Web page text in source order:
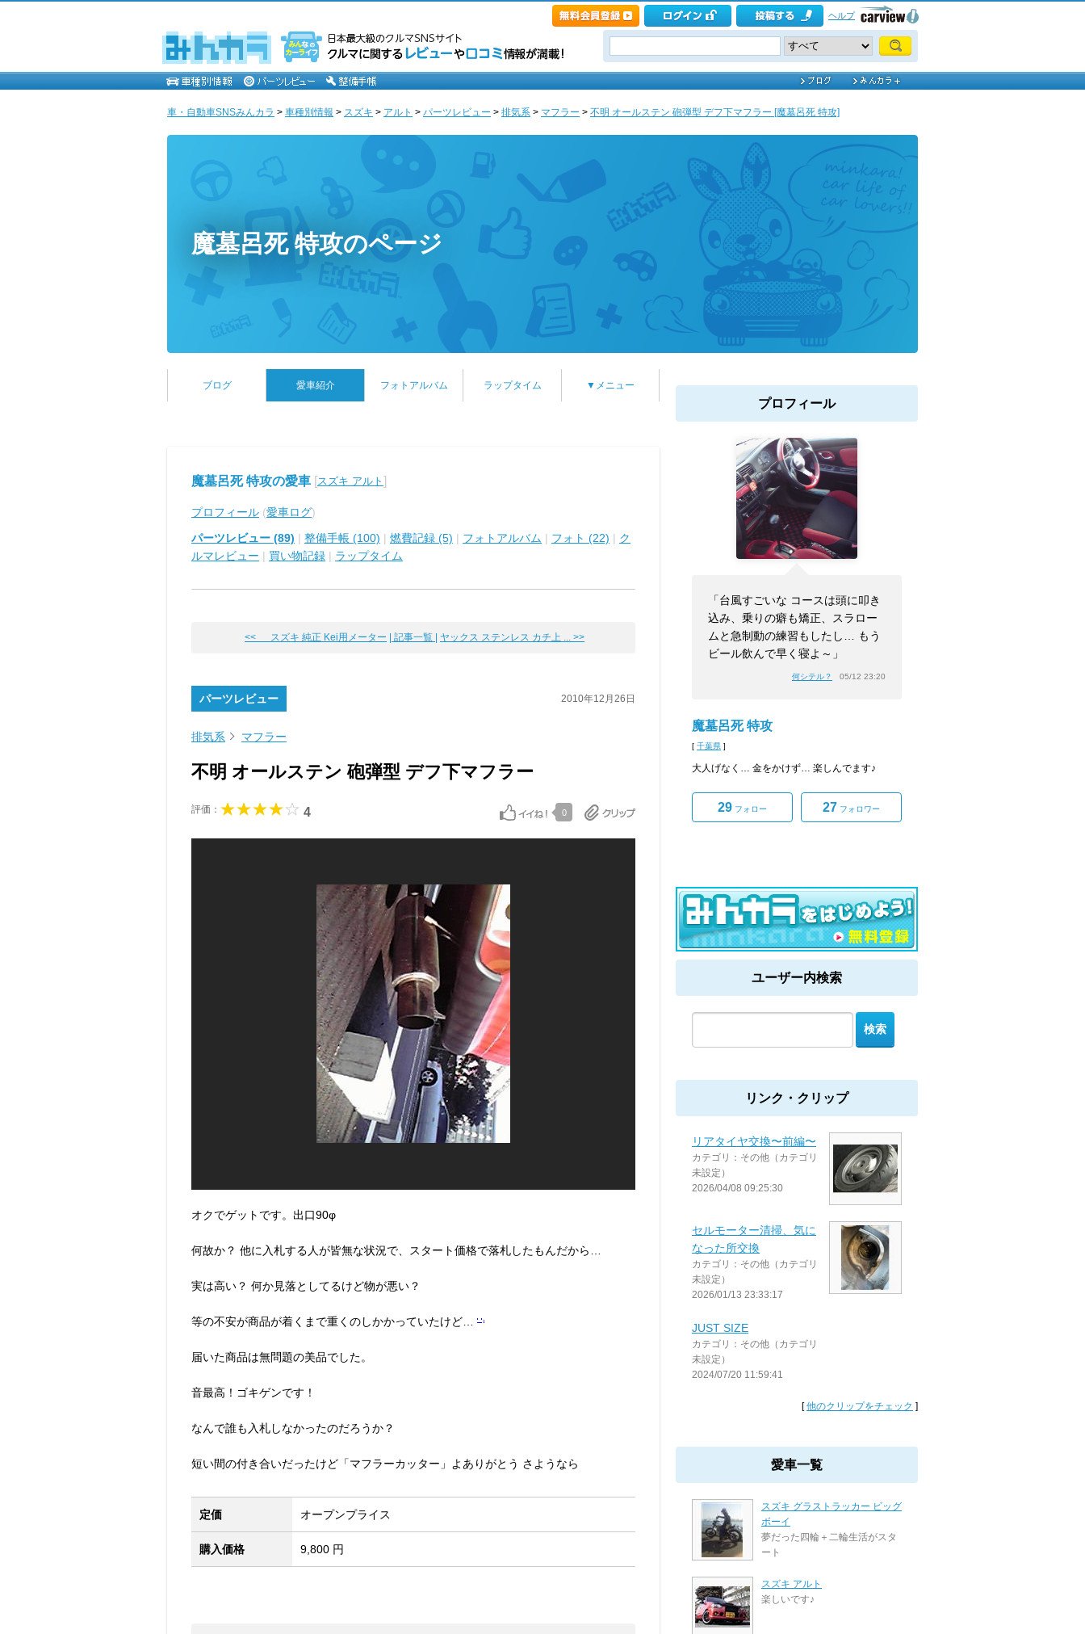
ヘルプ
車・自動車SNSみんカラ > 車種別情報 > スズキ > アルト > パーツレビュー > 排気系 > マフラー > 不明 オールステン 砲弾型 デフ下マフラー [魔墓呂死 特攻]
魔墓呂死 特攻のページ
ブログ 愛車紹介 フォトアルバム ラップタイム ▼メニュー
魔墓呂死 特攻の愛車 [スズキ アルト ]
プロフィール (愛車ログ)
パーツレビュー (89) | 整備手帳 (100) | 燃費記録 (5) | フォトアルバム | フォト (22) | ク
ルマレビュー | 買い物記録 | ラップタイム
<< スズキ 純正 Kei用メーター | 記事一覧 | ヤックス ステンレス カチ上 ... >>
パーツレビュー 2010年12月26日
排気系 マフラー
不明 オールステン 砲弾型 デフ下マフラー
評価： 4 0
オクでゲットです。出口90φ
何故か？ 他に入札する人が皆無な状況で、スタート価格で落札したもんだから…
実は高い？ 何か見落としてるけど物が悪い？
等の不安が商品が着くまで重くのしかかっていたけど…
届いた商品は無問題の美品でした。
音最高！ゴキゲンです！
なんで誰も入札しなかったのだろうか？
短い間の付き合いだったけど「マフラーカッター」よありがとう さようなら
定価 オープンプライス
購入価格 9,800 円
プロフィール
「台風すごいな コースは頭に叩き
込み、乗りの癖も矯正、スラロー
ムと急制動の練習もしたし… もう
ビール飲んで早く寝よ～」
何シテル？ 05/12 23:20
魔墓呂死 特攻
[ 千葉県 ]
大人げなく… 金をかけず… 楽しんでます♪
29 フォロー 27 フォロワー
ユーザー内検索
リンク・クリップ
リアタイヤ交換〜前編〜
カテゴリ：その他（カテゴリ
未設定）
2026/04/08 09:25:30
セルモーター清掃、気に
なった所交換
カテゴリ：その他（カテゴリ
未設定）
2026/01/13 23:33:17
JUST SIZE
カテゴリ：その他（カテゴリ
未設定）
2024/07/20 11:59:41
[他のクリップをチェック ]
愛車一覧
スズキ グラストラッカー ビッグ
ボーイ
夢だった四輪＋二輪生活がスタ
ート
スズキ アルト
楽しいです♪